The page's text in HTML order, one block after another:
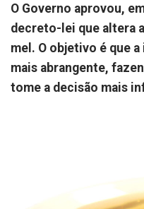
O Governo aprovou,
decreto-lei que altera
mel. O objetivo é que
mais abrangente,
tome a decisão mais